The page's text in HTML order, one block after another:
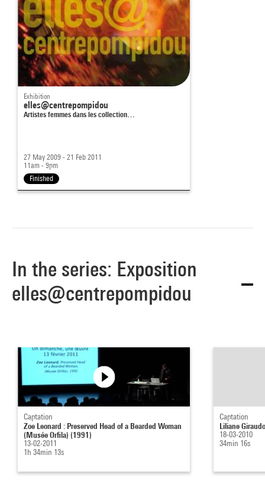
Exhibition
elles@centrepompidou
Artistes femmes dans les collection…
27 May 2009 - 21 Feb 2011
11am - 9pm
Finished
In the series: Exposition
elles@centrepompidou
Captation
Zoe Leonard : Preserved Head of a Bearded Woman
(Musée Orfila) (1991)
13-02-2011
1h 34min 13s
Captation
Liliane
18-03-2010
34min 16s